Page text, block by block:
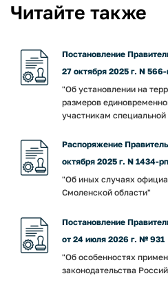
Читайте также
Постановление
27 октября 2025 г. N
"Об установлении на
размеров
участникам
Распоряжение
октября 2025 г. N 1434-
"Об иных случаях
Смоленской области"
Постановление
от 24 июля 2026 г. № 931
"Об особенностях
законодательства